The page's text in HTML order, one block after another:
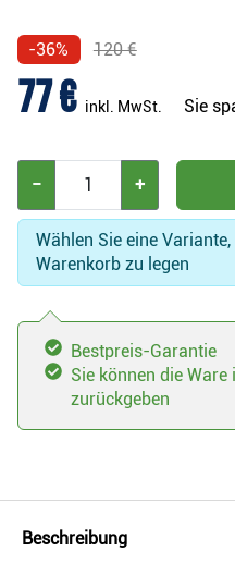
-36% 120 €
77 € inkl. MwSt. Sie
− +
Wählen Sie eine
Warenkorb zu legen
Bestpreis-Garantie
Sie können die
zurückgeben
Beschreibung